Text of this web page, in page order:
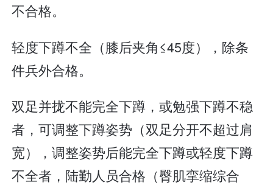
不合格。
轻度下蹲不全（膝后夹角≤45度），除条
件兵外合格。
双足并拢不能完全下蹲，或勉强下蹲不稳
者，可调整下蹲姿势（双足分开不超过肩
宽），调整姿势后能完全下蹲或轻度下蹲
不全者，陆勤人员合格（臀肌挛缩综合